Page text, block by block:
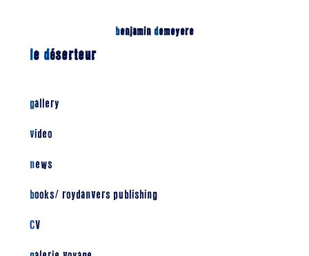
benjamin demeyere
le déserteur
gallery
video
news
books/ roydanvers publishing
CV